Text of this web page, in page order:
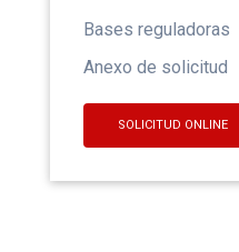
Bases reguladoras
Anexo de solicitud
SOLICITUD ONLINE